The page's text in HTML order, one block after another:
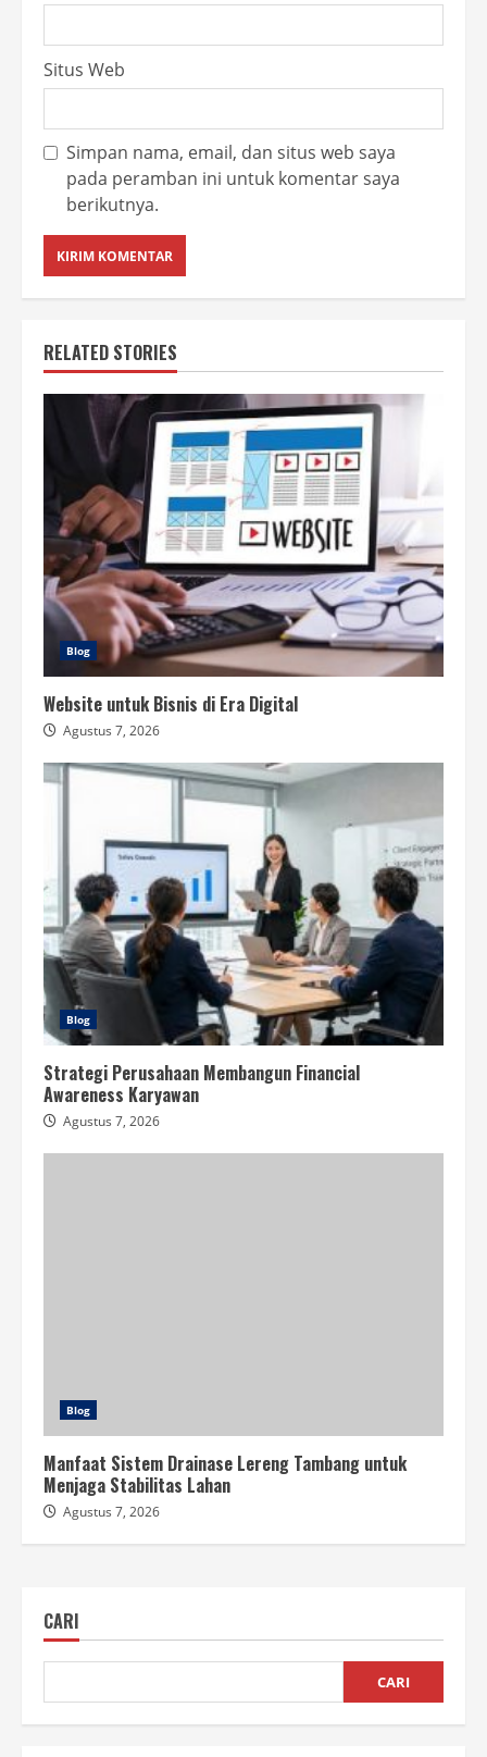
Situs Web
Simpan nama, email, dan situs web saya
pada peramban ini untuk komentar saya
berikutnya.
RELATED STORIES
Blog
Website untuk Bisnis di Era Digital
Agustus 7, 2026
Blog
Strategi Perusahaan Membangun Financial
Awareness Karyawan
Agustus 7, 2026
Blog
Manfaat Sistem Drainase Lereng Tambang untuk
Menjaga Stabilitas Lahan
Agustus 7, 2026
CARI
CARI